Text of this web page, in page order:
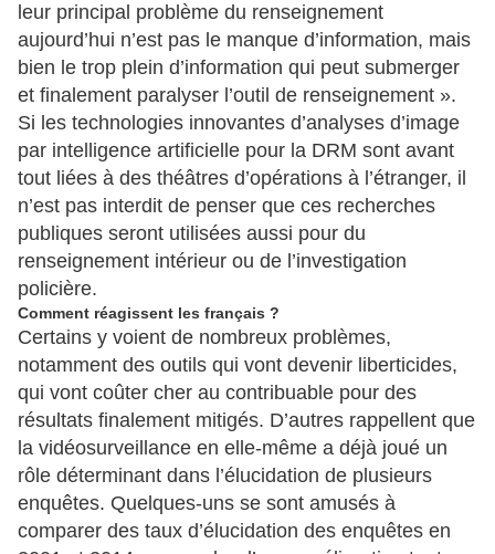
leur principal problème du renseignement
aujourd’hui n’est pas le manque d’information, mais
bien le trop plein d’information qui peut submerger
et finalement paralyser l’outil de renseignement ».
Si les technologies innovantes d’analyses d’image
par intelligence artificielle pour la DRM sont avant
tout liées à des théâtres d’opérations à l’étranger, il
n’est pas interdit de penser que ces recherches
publiques seront utilisées aussi pour du
renseignement intérieur ou de l’investigation
policière.
Comment réagissent les français ?
Certains y voient de nombreux problèmes,
notamment des outils qui vont devenir liberticides,
qui vont coûter cher au contribuable pour des
résultats finalement mitigés. D’autres rappellent que
la vidéosurveillance en elle-même a déjà joué un
rôle déterminant dans l’élucidation de plusieurs
enquêtes. Quelques-uns se sont amusés à
comparer des taux d’élucidation des enquêtes en